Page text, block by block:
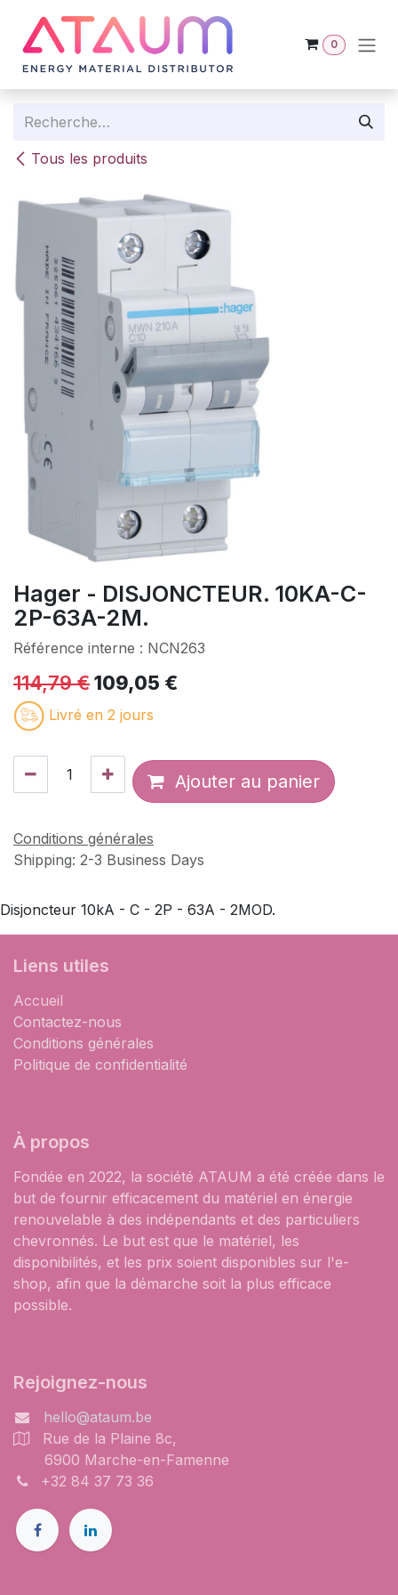
0
Tous les produits
Hager - DISJONCTEUR. 10KA-C-
2P-63A-2M.
Référence interne : NCN263
114,79€109,05 €
Livré en 2 jours
Ajouter au panier
Conditions générales
Shipping: 2-3 Business Days
Disjoncteur 10kA - C - 2P - 63A - 2MOD.
Liens utiles
Accueil
Contactez-nous
Conditions générales
Politique de confidentialité
À propos
Fondée en 2022, la société ATAUM a été créée dans le
but de fournir efficacement du matériel en énergie
renouvelable à des indépendants et des particuliers
chevronnés. Le but est que le matériel, les
disponibilités, et les prix soient disponibles sur l'e-
shop, afin que la démarche soit la plus efficace
possible.
Rejoignez-nous
hello@ataum.be
Rue de la Plaine 8c,
6900 Marche-en-Famenne
+32 84 37 73 36